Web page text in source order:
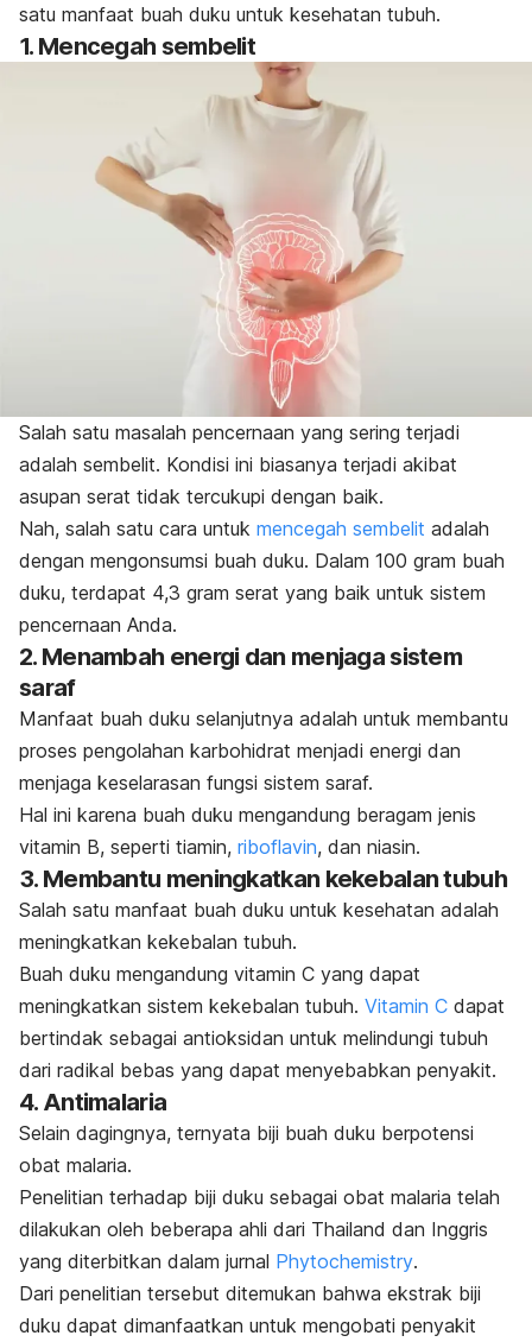
satu manfaat buah duku untuk kesehatan tubuh.
1. Mencegah sembelit
Salah satu masalah pencernaan yang sering terjadi
adalah sembelit. Kondisi ini biasanya terjadi akibat
asupan serat tidak tercukupi dengan baik.
Nah, salah satu cara untuk mencegah sembelit adalah
dengan mengonsumsi buah duku. Dalam 100 gram buah
duku, terdapat 4,3 gram serat yang baik untuk sistem
pencernaan Anda.
2. Menambah energi dan menjaga sistem
saraf
Manfaat buah duku selanjutnya adalah untuk membantu
proses pengolahan karbohidrat menjadi energi dan
menjaga keselarasan fungsi sistem saraf.
Hal ini karena buah duku mengandung beragam jenis
vitamin B, seperti tiamin, riboflavin, dan niasin.
3. Membantu meningkatkan kekebalan tubuh
Salah satu manfaat buah duku untuk kesehatan adalah
meningkatkan kekebalan tubuh.
Buah duku mengandung vitamin C yang dapat
meningkatkan sistem kekebalan tubuh. Vitamin C dapat
bertindak sebagai antioksidan untuk melindungi tubuh
dari radikal bebas yang dapat menyebabkan penyakit.
4. Antimalaria
Selain dagingnya, ternyata biji buah duku berpotensi
obat malaria.
Penelitian terhadap biji duku sebagai obat malaria telah
dilakukan oleh beberapa ahli dari Thailand dan Inggris
yang diterbitkan dalam jurnal Phytochemistry.
Dari penelitian tersebut ditemukan bahwa ekstrak biji
duku dapat dimanfaatkan untuk mengobati penyakit